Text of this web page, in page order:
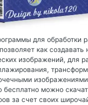
для обработки
как
изображений, для
можно
за счет своих